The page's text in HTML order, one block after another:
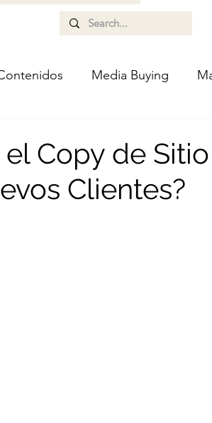
Media Buying
Copy de
Clientes?